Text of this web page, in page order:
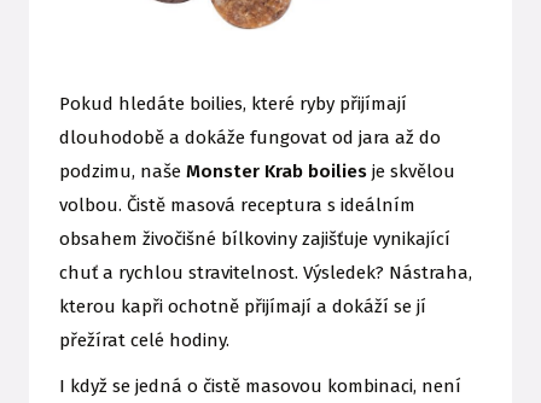
Pokud hledáte boilies, které ryby přijímají
dlouhodobě a dokáže fungovat od jara až do
podzimu, naše Monster Krab boilies je skvělou
volbou. Čistě masová receptura s ideálním
obsahem živočišné bílkoviny zajišťuje vynikající
chuť a rychlou stravitelnost. Výsledek? Nástraha,
kterou kapři ochotně přijímají a dokáží se jí
přežírat celé hodiny.
I když se jedná o čistě masovou kombinaci, není